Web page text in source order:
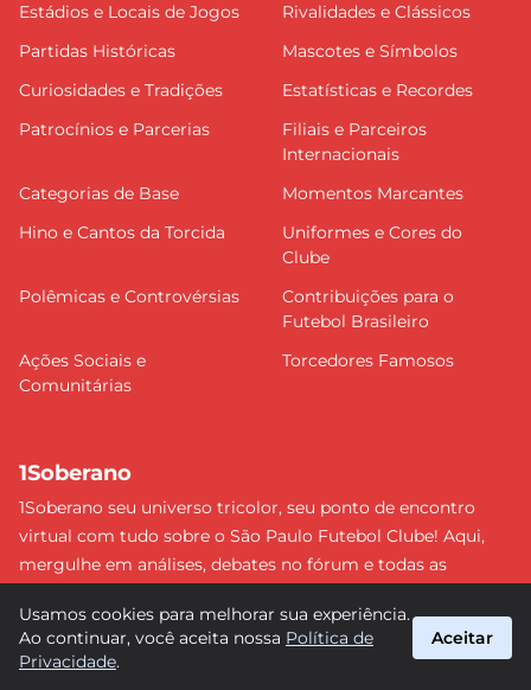
Estádios e Locais de Jogos
Rivalidades e Clássicos
Partidas Históricas
Mascotes e Símbolos
Curiosidades e Tradições
Estatísticas e Recordes
Patrocínios e Parcerias
Filiais e Parceiros
Internacionais
Categorias de Base
Momentos Marcantes
Hino e Cantos da Torcida
Uniformes e Cores do
Clube
Polêmicas e Controvérsias
Contribuições para o
Futebol Brasileiro
Ações Sociais e
Comunitárias
Torcedores Famosos
1Soberano
1Soberano seu universo tricolor, seu ponto de encontro
virtual com tudo sobre o São Paulo Futebol Clube! Aqui,
mergulhe em análises, debates no fórum e todas as
detalhe e faça parte dessa comunidade apaixonada pelo
tricolor paulista. #SPFC #SãoPaulo #1Soberano
Usamos cookies para melhorar sua experiência.
Ao continuar, você aceita nossa Política de
Privacidade.
Aceitar